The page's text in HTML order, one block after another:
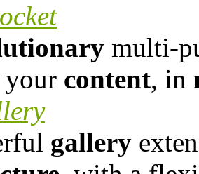
multi-
your content, in
gallery